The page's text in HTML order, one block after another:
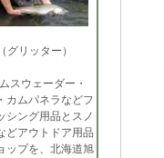
グリッター）
スウェーダー・
カムパネラなどフ
シング用品とスノ
どアウトドア用品
ップを、北海道旭